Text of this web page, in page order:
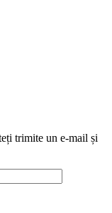
trimite un e-mail și